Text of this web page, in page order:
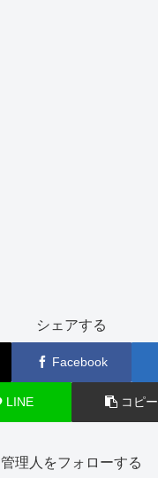
シェアする
Facebook
LINE コピー
管理人をフォローする